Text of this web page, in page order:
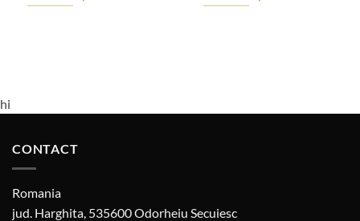
hi
CONTACT
Romania
jud. Harghita, 535600 Odorheiu Secuiesc